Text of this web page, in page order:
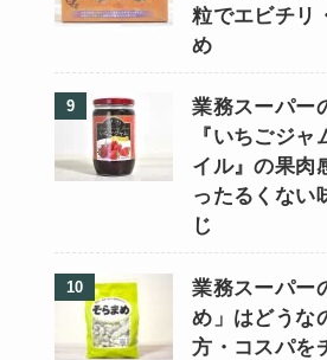
粒でエビチリ
め
業務スーパー
『いちごジ
イル』の果肉
ったるくない
じ
業務スーパー
め」はどうな
方・コスパを